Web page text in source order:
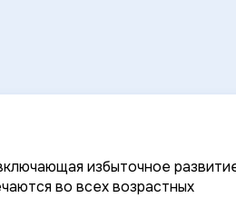
избыточное
во всех возрастных